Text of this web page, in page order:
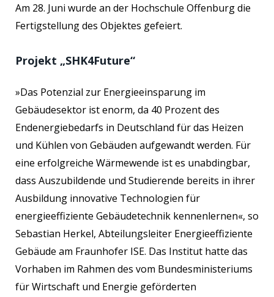
Am 28. Juni wurde an der Hochschule Offenburg die
Fertigstellung des Objektes gefeiert.
Projekt „SHK4Future“
»Das Potenzial zur Energieeinsparung im
Gebäudesektor ist enorm, da 40 Prozent des
Endenergiebedarfs in Deutschland für das Heizen
und Kühlen von Gebäuden aufgewandt werden. Für
eine erfolgreiche Wärmewende ist es unabdingbar,
dass Auszubildende und Studierende bereits in ihrer
Ausbildung innovative Technologien für
energieeffiziente Gebäudetechnik kennenlernen«, so
Sebastian Herkel, Abteilungsleiter Energieeffiziente
Gebäude am Fraunhofer ISE. Das Institut hatte das
Vorhaben im Rahmen des vom Bundesministeriums
für Wirtschaft und Energie geförderten